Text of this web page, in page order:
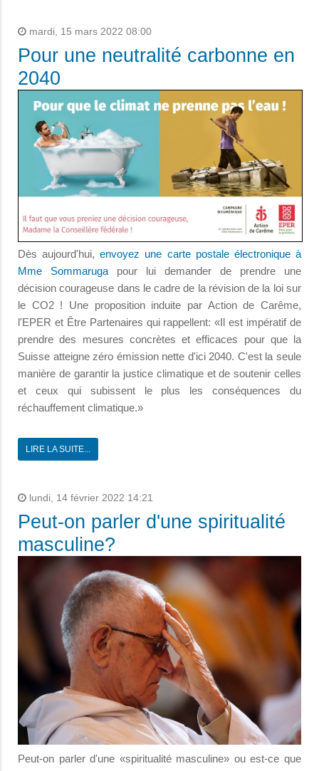
mardi, 15 mars 2022 08:00
Pour une neutralité carbonne en
2040
Dès aujourd'hui,envoyez une carte postale électronique à
Mme Sommaruga pour lui demander de prendre une
décision courageuse dans le cadre de la révision de la loi sur
le CO2 ! Une proposition induite par Action de Carême,
l'EPER et Être Partenaires qui rappellent: «Il est impératif de
prendre des mesures concrètes et efficaces pour que la
Suisse atteigne zéro émission nette d'ici 2040. C'est la seule
manière de garantir la justice climatique et de soutenir celles
et ceux qui subissent le plus les conséquences du
réchauffement climatique.»
LIRE LA SUITE...
lundi, 14 février 2022 14:21
Peut-on parler d'une spiritualité
masculine?
Peut-on parler d'une «spiritualité masculine» ou est-ce que